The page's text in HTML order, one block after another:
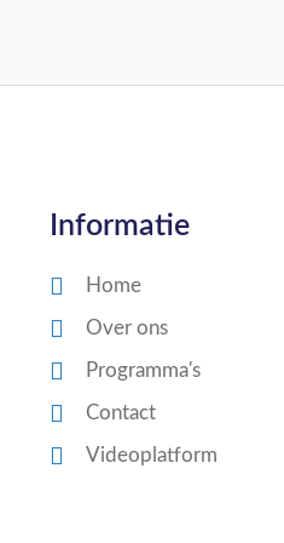
Informatie
Home
Over ons
Programma's
Contact
Videoplatform